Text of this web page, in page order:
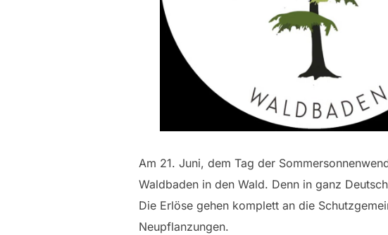
Am 21. Juni, dem Tag der
Waldbaden in den Wald. Denn in ganz
Die Erlöse gehen komplett an die
Neupflanzungen.